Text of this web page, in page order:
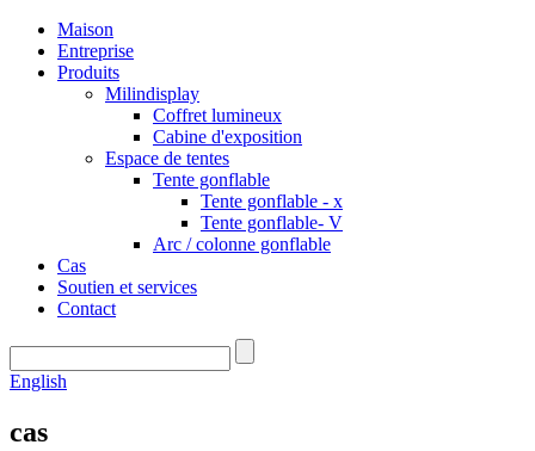
Maison
Entreprise
Produits
Milindisplay
Coffret lumineux
Cabine d'exposition
Espace de tentes
Tente gonflable
Tente gonflable - x
Tente gonflable- V
Arc / colonne gonflable
Cas
Soutien et services
Contact
English
cas